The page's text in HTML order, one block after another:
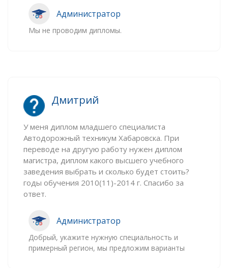
Администратор
Мы не проводим дипломы.
Дмитрий
У меня диплом младшего специалиста
Автодорожный техникум Хабаровска. При
переводе на другую работу нужен диплом
магистра, диплом какого высшего учебного
заведения выбрать и сколько будет стоить?
годы обучения 2010(11)-2014 г. Спасибо за
ответ.
Администратор
Добрый, укажите нужную специальность и
примерный регион, мы предложим варианты